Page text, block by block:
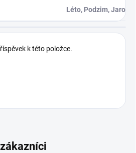
Léto, Podzim, Jaro
k této položce.